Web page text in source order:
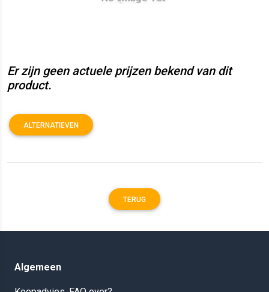
Er zijn geen actuele prijzen bekend van dit
product.
ALTERNATIEVEN
TERUG
Algemeen